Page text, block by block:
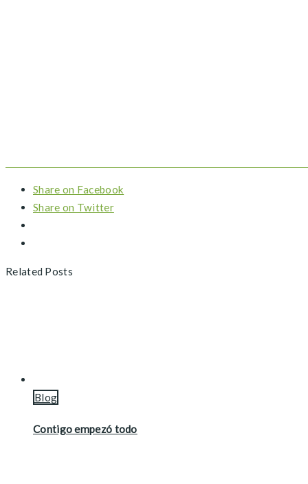
Share on Facebook
Share on Twitter
Related Posts
Blog
Contigo empezó todo